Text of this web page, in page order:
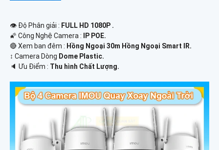
👁 Độ Phân giải : FULL HD 1080P .
🌠 Công Nghệ Camera :
IP POE.
🔴 Xem ban đêm : Hồng Ngoại 30m Hồng Ngoại Smart IR.
↕️ Camera Dòng Dome Plastic.
️🔈 Ưu Điểm : Thu hình Chất Lượng.